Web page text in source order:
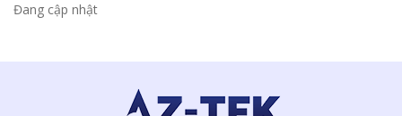
Đang cập nhật